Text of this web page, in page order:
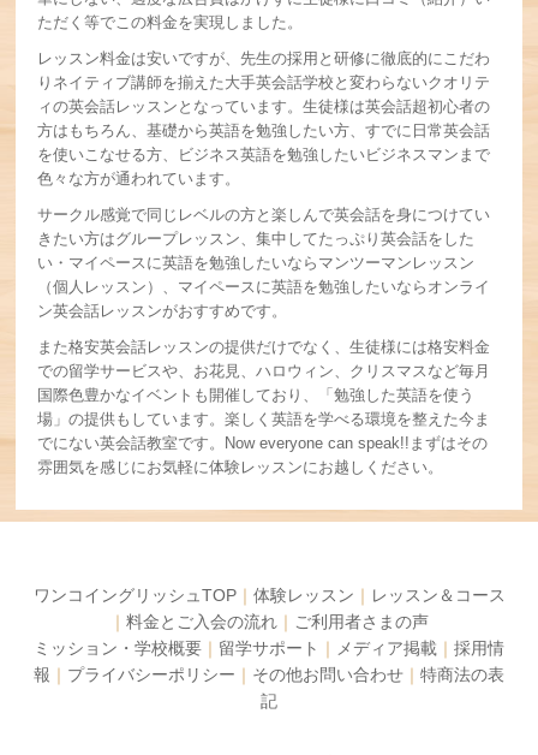
ただく等でこの料金を実現しました。
レッスン料金は安いですが、先生の採用と研修に徹底的にこだわ
りネイティブ講師を揃えた大手英会話学校と変わらないクオリテ
ィの英会話レッスンとなっています。生徒様は英会話超初心者の
方はもちろん、基礎から英語を勉強したい方、すでに日常英会話
を使いこなせる方、ビジネス英語を勉強したいビジネスマンまで
色々な方が通われています。
サークル感覚で同じレベルの方と楽しんで英会話を身につけてい
きたい方はグループレッスン、集中してたっぷり英会話をした
い・マイペースに英語を勉強したいならマンツーマンレッスン
（個人レッスン）、マイペースに英語を勉強したいならオンライ
ン英会話レッスンがおすすめです。
また格安英会話レッスンの提供だけでなく、生徒様には格安料金
での留学サービスや、お花見、ハロウィン、クリスマスなど毎月
国際色豊かなイベントも開催しており、「勉強した英語を使う
場」の提供もしています。楽しく英語を学べる環境を整えた今ま
でにない英会話教室です。Now everyone can speak!!まずはその
雰囲気を感じにお気軽に体験レッスンにお越しください。
ワンコイングリッシュTOP｜ 体験レッスン ｜ レッスン＆コース
｜ 料金とご入会の流れ ｜ ご利用者さまの声
ミッション・学校概要 ｜ 留学サポート ｜ メディア掲載 ｜ 採用情
報 ｜ プライバシーポリシー ｜ その他お問い合わせ ｜ 特商法の表
記